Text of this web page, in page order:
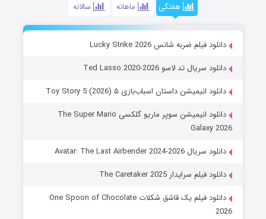
هفتگی ماهانه سالانه
دانلود فیلم ضربه شانس Lucky Strike 2026
دانلود سریال تد لاسو Ted Lasso 2020-2026
دانلود انیمیشن داستان اسباب‌بازی ۵ Toy Story 5 (2026)
دانلود انیمیشن سوپر ماریو گلکسی The Super Mario
Galaxy 2026
دانلود سریال Avatar: The Last Airbender 2024-2026
دانلود فیلم سرایدار The Caretaker 2025
دانلود فیلم یک قاشق شکلات One Spoon of Chocolate
2026